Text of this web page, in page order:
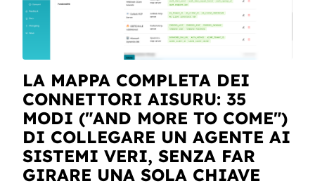
LA MAPPA COMPLETA DEI
CONNETTORI AISURU: 35
MODI ("AND MORE TO COME")
DI COLLEGARE UN AGENTE AI
SISTEMI VERI, SENZA FAR
GIRARE UNA SOLA CHIAVE